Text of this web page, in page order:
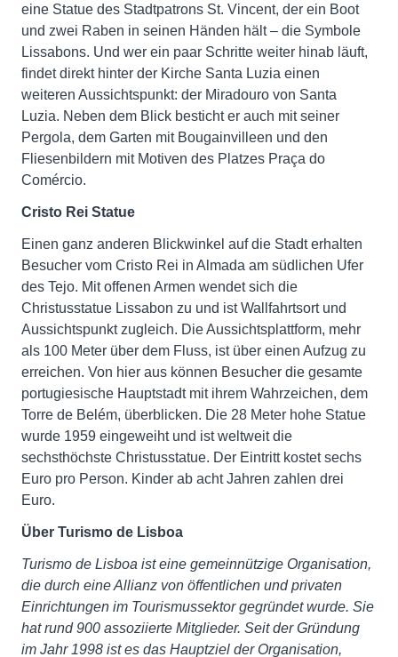
eine Statue des Stadtpatrons St. Vincent, der ein Boot
und zwei Raben in seinen Händen hält – die Symbole
Lissabons. Und wer ein paar Schritte weiter hinab läuft,
findet direkt hinter der Kirche Santa Luzia einen
weiteren Aussichtspunkt: der Miradouro von Santa
Luzia. Neben dem Blick besticht er auch mit seiner
Pergola, dem Garten mit Bougainvilleen und den
Fliesenbildern mit Motiven des Platzes Praça do
Comércio.
Cristo Rei Statue
Einen ganz anderen Blickwinkel auf die Stadt erhalten
Besucher vom Cristo Rei in Almada am südlichen Ufer
des Tejo. Mit offenen Armen wendet sich die
Christusstatue Lissabon zu und ist Wallfahrtsort und
Aussichtspunkt zugleich. Die Aussichtsplattform, mehr
als 100 Meter über dem Fluss, ist über einen Aufzug zu
erreichen. Von hier aus können Besucher die gesamte
portugiesische Hauptstadt mit ihrem Wahrzeichen, dem
Torre de Belém, überblicken. Die 28 Meter hohe Statue
wurde 1959 eingeweiht und ist weltweit die
sechsthöchste Christusstatue. Der Eintritt kostet sechs
Euro pro Person. Kinder ab acht Jahren zahlen drei
Euro.
Über Turismo de Lisboa
Turismo de Lisboa ist eine gemeinnützige Organisation,
die durch eine Allianz von öffentlichen und privaten
Einrichtungen im Tourismussektor gegründet wurde. Sie
hat rund 900 assoziierte Mitglieder. Seit der Gründung
im Jahr 1998 ist es das Hauptziel der Organisation,